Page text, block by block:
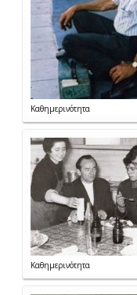
Καθημερινότητα
Καθημερινότητα